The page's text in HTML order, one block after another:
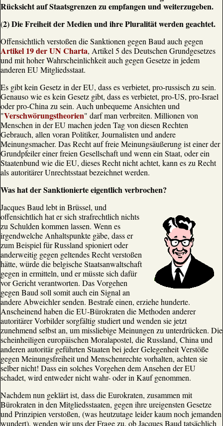
Rücksicht auf Staatsgrenzen zu empfangen und weiterzugeben.
(2) Die Freiheit der Medien und ihre Pluralität werden geachtet.
Offensichtlich verstoßen die Sanktionen gegen Baud auch gegen
Artikel 19 der UN Charta, Artikel 5 des Deutschen Grundgesetzes
und mit hoher Wahrscheinlichkeit auch gegen Gesetze in jedem
anderen EU Mitgliedsstaat.
Es gibt kein Gesetz in der EU, dass es verbietet, pro-russisch zu sein.
Genauso wie es kein Gesetz gibt, dass es verbietet, pro-US, pro-Israel
oder pro-China zu sein. Auch unbequeme Ansichten und
"Verschwörungstheorien" darf man verbreiten. Millionen von
Menschen in der EU machen jeden Tag von diesen Rechten
Gebrauch, allen voran Politiker, Journalisten und andere
Meinungsmacher. Das Recht auf freie Meinungsäußerung ist einer der
Grundpfeiler einer freien Gesellschaft und wenn ein Staat, oder ein
Staatenbund wie die EU, dieses Recht nicht achtet, kann es zu Recht
als autoritärer Unrechtsstaat bezeichnet werden.
Was hat der Sanktionierte eigentlich verbrochen?
Jacques Baud lebt in Brüssel, und
offensichtlich hat er sich strafrechtlich nichts
zu Schulden kommen lassen. Wenn es
irgendwelche Anhaltspunkte gäbe, dass er
zum Beispiel für Russland spioniert oder
anderweitig gegen geltendes Recht verstoßen
hätte, würde die belgische Staatsanwaltschaft
gegen in ermitteln, und er müsste sich dafür
vor Gericht verantworten. Das Vorgehen
gegen Baud soll somit auch ein Signal an
andere Abweichler senden. Bestrafe einen, erziehe hunderte.
Anscheinend haben die EU-Bürokraten die Methoden anderer
autoritärer Vorbilder sorgfältig studiert und wenden sie jetzt
zunehmend selbst an, um missliebige Meinungen zu unterdrücken. Die
scheinheiligen europäischen Moralapostel, die Russland, China und
anderen autoritär geführten Staaten bei jeder Gelegenheit Verstöße
gegen Meinungsfreiheit und Menschenrechte vorhalten, achten sie
selber nicht! Dass ein solches Vorgehen dem Ansehen der EU
schadet, wird entweder nicht wahr- oder in Kauf genommen.
Nachdem nun geklärt ist, dass die Eurokraten, zusammen mit
Bürokraten in den Mitgliedsstaaten, gegen ihre ureigensten Gesetze
und Prinzipien verstoßen, (was heutzutage leider kaum noch jemanden
wundert), wenden wir uns der Frage zu, ob Jacques Baud tatsächlich